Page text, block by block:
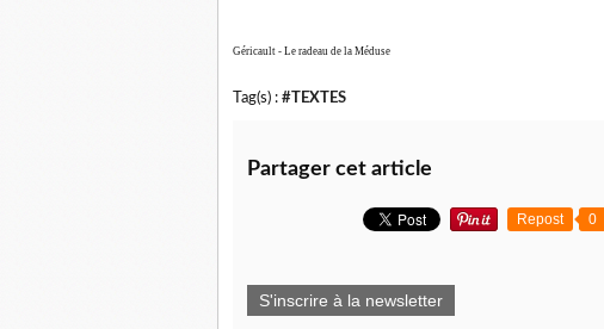
Géricault - Le radeau de la Méduse
Tag(s) : #TEXTES
Partager cet article
Repost 0
S'inscrire à la newsletter